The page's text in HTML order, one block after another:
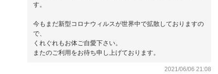
す。
今もまだ新型コロナウィルスが世界中で拡散しておりますの
で、
くれぐれもお体ご自愛下さい。
またのご利用をお待ち申し上げております。
2021/06/06 21:08